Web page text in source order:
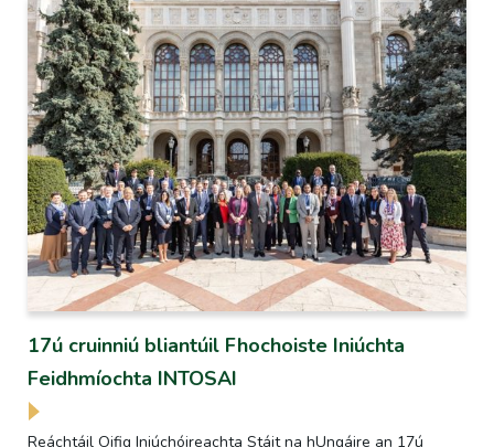
17ú cruinniú bliantúil Fhochoiste Iniúchta
Feidhmíochta INTOSAI
Reáchtáil Oifig Iniúchóireachta Stáit na hUngáire an 17ú